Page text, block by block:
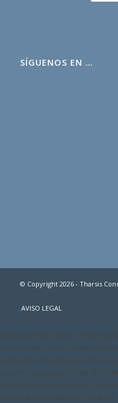
SÍGUENOS EN …
© Copyright 2026 - Tharsis
AVISO LEGAL
Este sitio web utiliza Cookies
información con la finalidad de
publicidad relacionada con sus
supone la aceptación de la
posibilidad de configurar su
que sean instaladas en su